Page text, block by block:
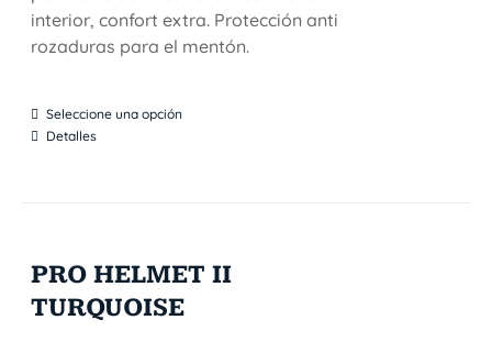
interior, confort extra. Protección anti
rozaduras para el mentón.
Seleccione una opción
Detalles
PRO HELMET II
TURQUOISE